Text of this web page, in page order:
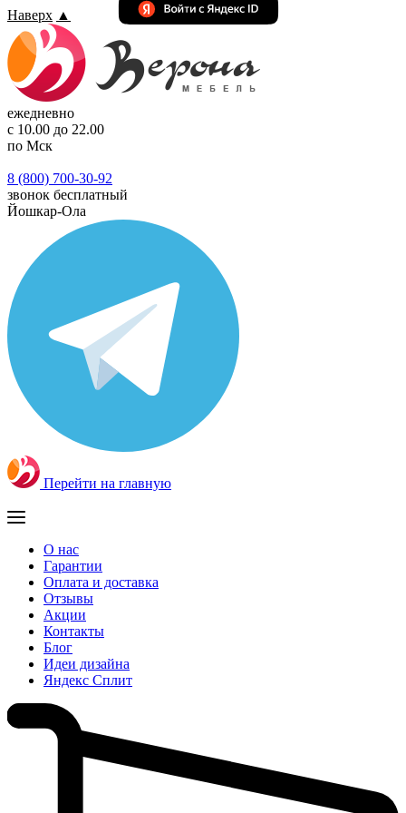
Наверх ▲
ежедневно
с 10.00 до 22.00
по Мск
8 (800) 700-30-92
звонок бесплатный
Йошкар-Ола
Перейти на главную
О нас
Гарантии
Оплата и доставка
Отзывы
Акции
Контакты
Блог
Идеи дизайна
Яндекс Сплит